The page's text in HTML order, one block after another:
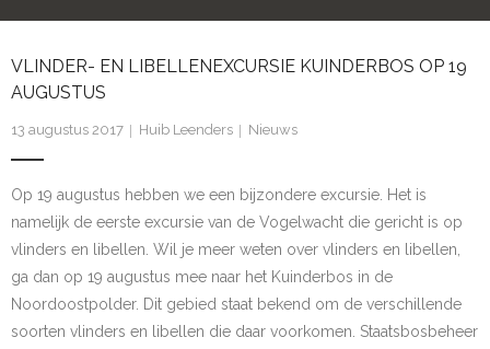
- Contactpersonen
- Etiekregels
- Beleidsplan en jaarverslag
- Financiën
VLINDER- EN LIBELLENEXCURSIE KUINDERBOS OP 19
AUGUSTUS
13 augustus 2017 Huib Leenders Nieuws
Op 19 augustus hebben we een bijzondere excursie. Het is
namelijk de eerste excursie van de Vogelwacht die gericht is op
vlinders en libellen. Wil je meer weten over vlinders en libellen,
ga dan op 19 augustus mee naar het Kuinderbos in de
Noordoostpolder. Dit gebied staat bekend om de verschillende
soorten vlinders en libellen die daar voorkomen. Staatsbosbeheer